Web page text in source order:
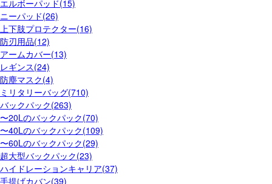
エルボーパッド(15)
ニーパッド(26)
上下肢プロテクター(16)
防刃用品(12)
アームカバー(13)
レギンス(24)
防塵マスク(4)
ミリタリーバッグ(710)
バックパック(263)
〜20Lのバックパック(70)
〜40Lのバックパック(109)
〜60Lのバックパック(29)
超大型バックパック(23)
ハイドレーションキャリア(37)
手提げカバン(39)